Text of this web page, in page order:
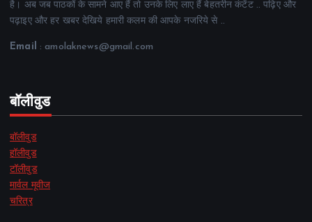
है। अब जब पाठकों के सामने आए हैं तो उनके लिए लाए हैं बेहतरीन कंटेंट .. पढ़िए और
पढ़ाइए और हर खबर देखिये हमारी कलम की आपके नजरिये से ..
Email : amolaknews@gmail.com
बॉलीवुड
बॉलीवुड
हॉलीवुड
टॉलीवुड
मार्वल मूवीज
चरित्र